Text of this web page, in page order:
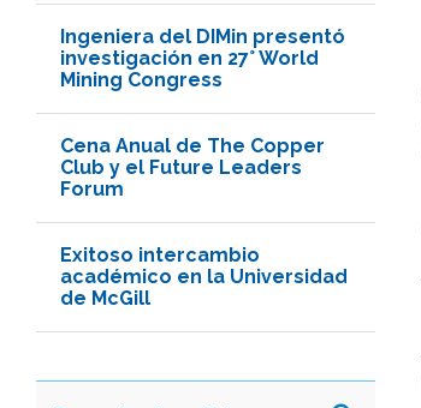
Ingeniera del DIMin presentó
investigación en 27° World
Mining Congress
Cena Anual de The Copper
Club y el Future Leaders
Forum
Exitoso intercambio
académico en la Universidad
de McGill